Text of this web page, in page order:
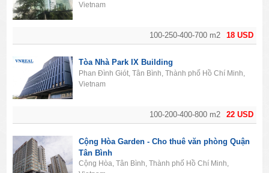
18 USD
100-250-400-700 m2
Vietnam
22 USD
100-200-400-800 m2
Tòa Nhà Park IX Building
Phan Đình Giót, Tân Bình, Thành phố Hồ Chí Minh,
Vietnam
Cộng Hòa Garden - Cho thuê văn phòng Quận
Tân Bình
Cộng Hòa, Tân Bình, Thành phố Hồ Chí Minh,